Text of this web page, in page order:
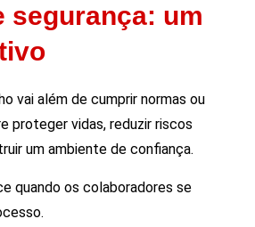
segurança: um
vai além de cumprir normas ou
proteger vidas, reduzir riscos
um ambiente de confiança.
quando os colaboradores se